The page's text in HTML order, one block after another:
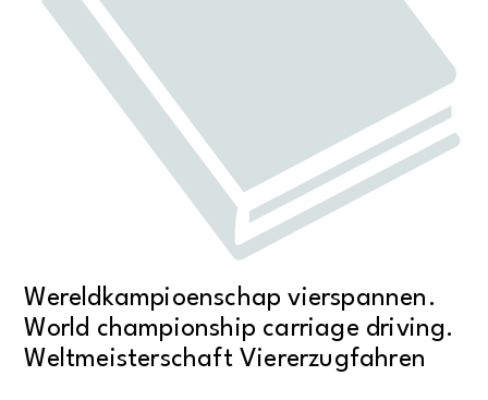
Wereldkampioenschap vierspannen.
World championship carriage driving.
Weltmeisterschaft Viererzugfahren